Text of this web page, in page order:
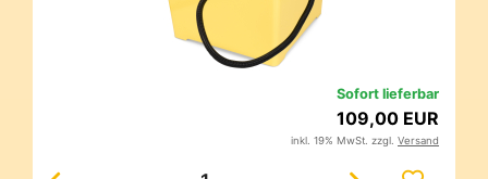
Sofort lieferbar
109,00 EUR
inkl. 19% MwSt. zzgl. Versand